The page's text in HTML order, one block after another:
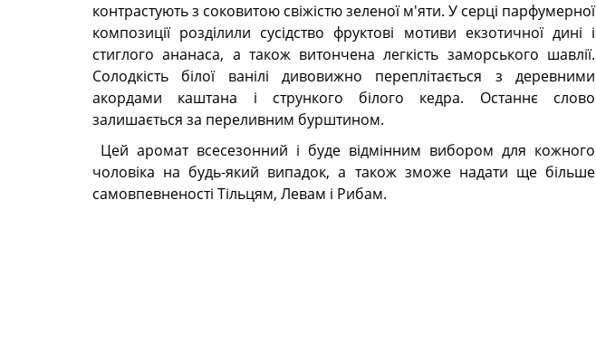
контрастують з соковитою свіжістю зеленої м'яти. У серці парфумерної
композиції розділили сусідство фруктові мотиви екзотичної дині і
стиглого ананаса, а також витончена легкість заморського шавлії.
Солодкість білої ванілі дивовижно переплітається з деревними
акордами каштана і стрункого білого кедра. Останнє слово
залишається за переливним бурштином.
Цей аромат всесезонний і буде відмінним вибором для кожного
чоловіка на будь-який випадок, а також зможе надати ще більше
самовпевненості Тільцям, Левам і Рибам.